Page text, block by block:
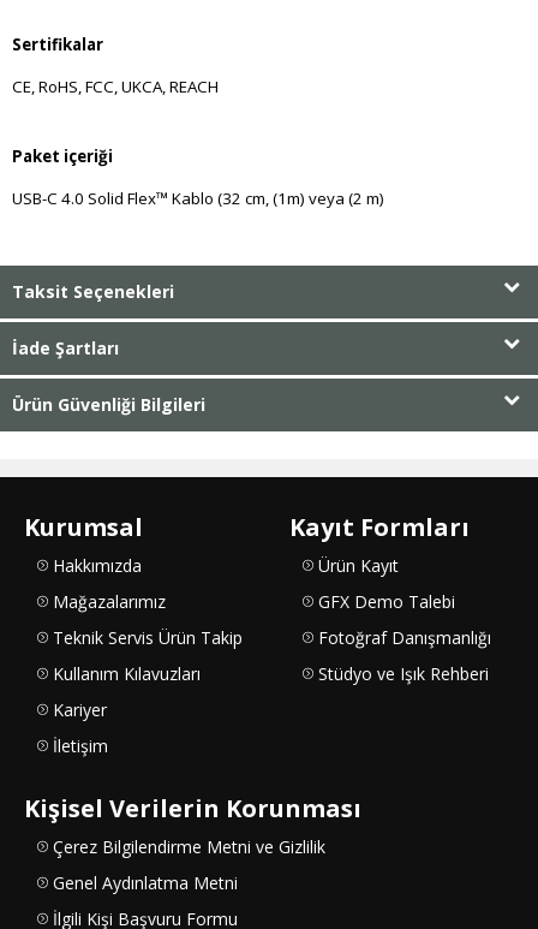
Sertifikalar
CE, RoHS, FCC, UKCA, REACH
Paket içeriği
USB-C 4.0 Solid Flex™ Kablo (32 cm, (1m) veya (2 m)
Taksit Seçenekleri
İade Şartları
Ürün Güvenliği Bilgileri
Kurumsal
Hakkımızda
Mağazalarımız
Teknik Servis Ürün Takip
Kullanım Kılavuzları
Kariyer
İletişim
Kayıt Formları
Ürün Kayıt
GFX Demo Talebi
Fotoğraf Danışmanlığı
Stüdyo ve Işık Rehberi
Kişisel Verilerin Korunması
Çerez Bilgilendirme Metni ve Gizlilik
Genel Aydınlatma Metni
İlgili Kişi Başvuru Formu